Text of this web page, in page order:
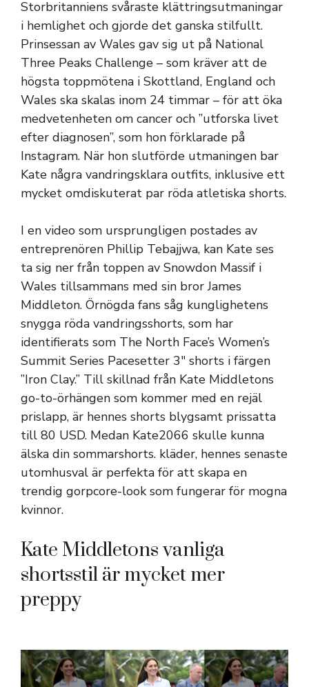
Storbritanniens svåraste klättringsutmaningar
i hemlighet och gjorde det ganska stilfullt.
Prinsessan av Wales gav sig ut på National
Three Peaks Challenge – som kräver att de
högsta toppmötena i Skottland, England och
Wales ska skalas inom 24 timmar – för att öka
medvetenheten om cancer och ”utforska livet
efter diagnosen”, som hon förklarade på
Instagram. När hon slutförde utmaningen bar
Kate några vandringsklara outfits, inklusive ett
mycket omdiskuterat par röda atletiska shorts.
I en video som ursprungligen postades av
entreprenören Phillip Tebajjwa, kan Kate ses
ta sig ner från toppen av Snowdon Massif i
Wales tillsammans med sin bror James
Middleton. Örnögda fans såg kunglighetens
snygga röda vandringsshorts, som har
identifierats som The North Face’s Women’s
Summit Series Pacesetter 3″ shorts i färgen
”Iron Clay.” Till skillnad från Kate Middletons
go-to-örhängen som kommer med en rejäl
prislapp, är hennes shorts blygsamt prissatta
till 80 USD. Medan Kate2066 skulle kunna
älska din sommarshorts. kläder, hennes senaste
utomhusval är perfekta för att skapa en
trendig gorpcore-look som fungerar för mogna
kvinnor.
Kate Middletons vanliga
shortsstil är mycket mer
preppy